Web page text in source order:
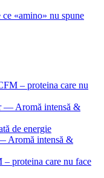
«amino» nu spune
– proteina care nu
— Aromă intensă &
de energie
Aromă intensă &
proteina care nu face